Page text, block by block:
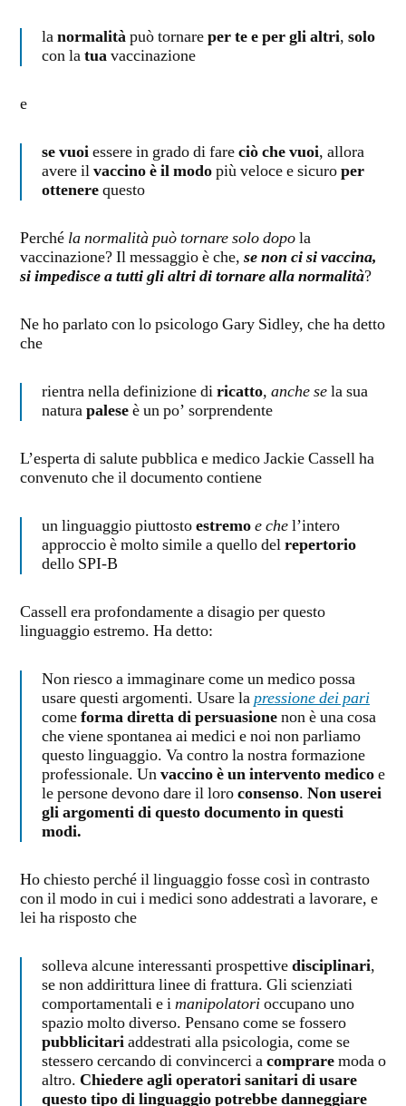
lanormalitàpuò tornareper te e per gli altri, solo
con latuavaccinazione
e
se vuoiessere in grado di fareciò che vuoi, allora
avere ilvaccino è il modopiù veloce e sicuroper
ottenerequesto
Perché la normalità può tornare solo dopola
vaccinazione? Il messaggio è che, se non ci si vaccina,
si impedisce a tutti gli altri di tornare alla normalità?
Ne ho parlato con lo psicologo Gary Sidley, che ha detto
che
rientra nella definizione diricatto, anche sela sua
naturapaleseè un po’ sorprendente
L’esperta di salute pubblica e medico Jackie Cassell ha
convenuto che il documento contiene
un linguaggio piuttostoestremoe chel’intero
approccio è molto simile a quello delrepertorio
dello SPI-B
Cassell era profondamente a disagio per questo
linguaggio estremo. Ha detto:
Non riesco a immaginare come un medico possa
usare questi argomenti. Usare lapressione dei pari
comeforma diretta di persuasionenon è una cosa
che viene spontanea ai medici e noi non parliamo
questo linguaggio. Va contro la nostra formazione
professionale. Unvaccino è un intervento medicoe
le persone devono dare il loroconsenso. Non userei
gli argomenti di questo documento in questi
modi.
Ho chiesto perché il linguaggio fosse così in contrasto
con il modo in cui i medici sono addestrati a lavorare, e
lei ha risposto che
solleva alcune interessanti prospettivedisciplinari,
se non addirittura linee di frattura. Gli scienziati
comportamentali e imanipolatorioccupano uno
spazio molto diverso. Pensano come se fossero
pubblicitariaddestrati alla psicologia, come se
stessero cercando di convincerci acompraremoda o
altro. Chiedere agli operatori sanitari di usare
questo tipo di linguaggio potrebbe danneggiare